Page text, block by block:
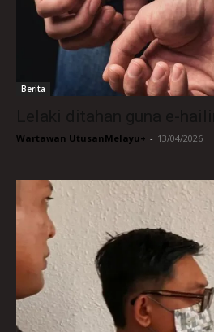
Berita
Wartawan UtusanMelayu+ - 13/04/2026